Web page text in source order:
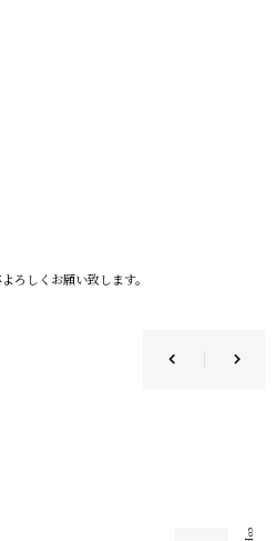
ろしくお願い致します。